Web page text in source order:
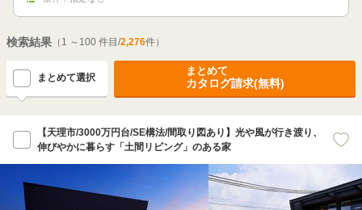
検索結果 （1 ～100 件目/2,276件）
まとめて選択
まとめて
カタログ請求(無料)
【天理市/3000万円台/SE構法/間取り図あり】光や風が行き渡り、
伸びやかに暮らす「土間リビング」のある家